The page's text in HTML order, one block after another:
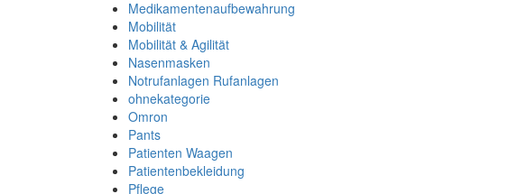
Medikamentenaufbewahrung
Mobilität
Mobilität & Agilität
Nasenmasken
Notrufanlagen Rufanlagen
ohnekategorie
Omron
Pants
Patienten Waagen
Patientenbekleidung
Pflege